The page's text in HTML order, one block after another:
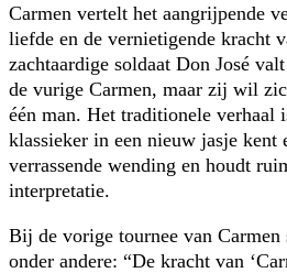
Carmen vertelt het aangrijpende
liefde en de vernietigende kracht
zachtaardige soldaat Don José
de vurige Carmen, maar zij wil
één man. Het traditionele verhaal
klassieker in een nieuw jasje kent
verrassende wending en houdt
interpretatie.
Bij de vorige tournee van Carmen
onder andere: “De kracht van